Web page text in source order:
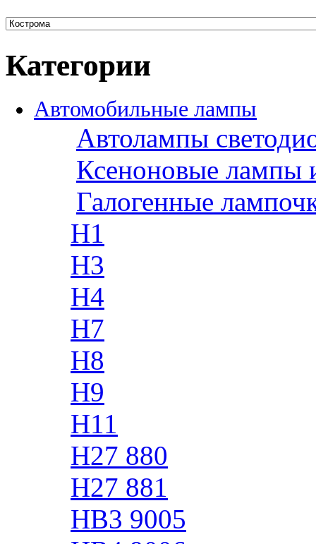
Категории
Автомобильные лампы
Автолампы
Ксеноновые лампы
Галогенные
H1
H3
H4
H7
H8
H9
H11
H27 880
H27 881
HB3 9005